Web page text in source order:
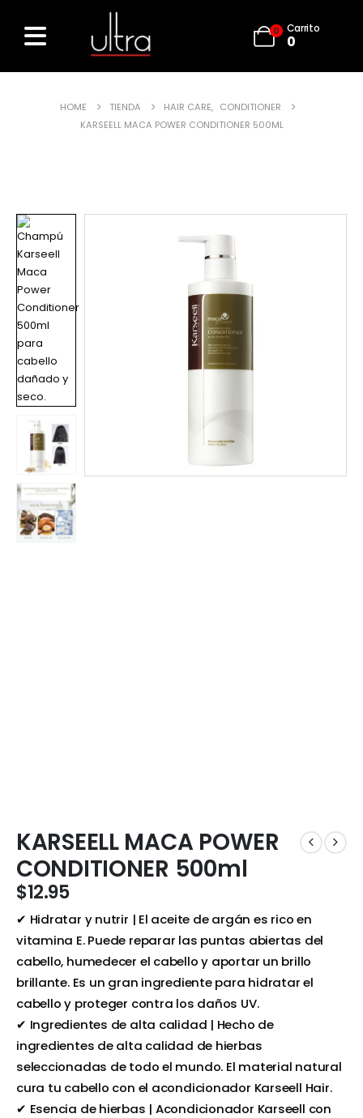
0 Carrito
0
HOME TIENDA HAIR CARE, CONDITIONER
KARSEELL MACA POWER CONDITIONER 500ML
KARSEELL MACA POWER
CONDITIONER 500ml
$12.95
✔ Hidratar y nutrir | El aceite de argán es rico en
vitamina E. Puede reparar las puntas abiertas del
cabello, humedecer el cabello y aportar un brillo
brillante. Es un gran ingrediente para hidratar el
cabello y proteger contra los daños UV.
✔ Ingredientes de alta calidad | Hecho de
ingredientes de alta calidad de hierbas
seleccionadas de todo el mundo. El material natural
cura tu cabello con el acondicionador Karseell Hair.
✔ Esencia de hierbas | Acondicionador Karseell con